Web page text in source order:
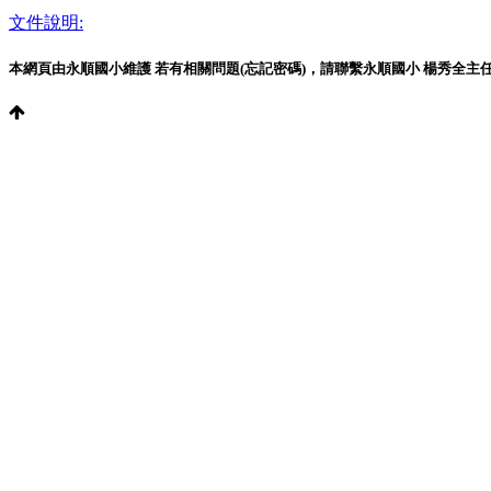
文件說明:
本網頁由永順國小維護 若有相關問題(忘記密碼)，請聯繫永順國小 楊秀全主